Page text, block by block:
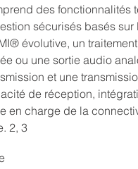
des fonctionnalités
sécurisés basés sur
évolutive, un
ou une sortie audio
et une
de réception,
en charge de la
2, 3